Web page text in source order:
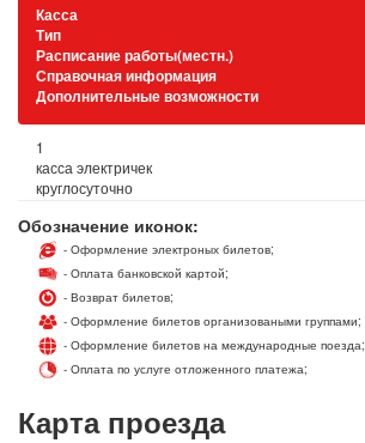
Касса
Тип
Расписание работы(местн.)
Справочная информация
Дополнительные возможности
1
касса электричек
круглосуточно
Обозначение иконок:
- Оформление электроных билетов;
- Оплата банковской картой;
- Возврат билетов;
- Оформление билетов организоваными группами;
- Оформление билетов на международные поезда;
- Оплата по услуге отложенного платежа;
Карта проезда